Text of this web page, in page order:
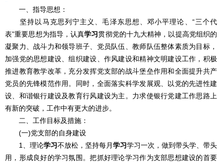
一、指导思想：
坚持以马克思列宁主义、毛泽东思想、邓小平理论、“三个代
表”重要思想为指导，认真学习贯彻党的十九大精神，以提高党组织的
凝聚力、战斗力和领导班子、党员队伍、教师队伍整体素质为目标，
加强党的思想建设、组织建设、作风建设和精神文明建设工作，积极
推进教育教学改革，充分发挥党支部的战斗堡垒作用和全面提升共产
党员的先锋模范作用。同时，全面落实科学发展观、以党的先进性建
设、和谐银行建设及教育行风建设为主。力求使银行党建工作思路上
有新的突破，工作中有更大的进步。
二、工作目标及措施：
(一)党支部的自身建设
1、理论学习不放松，坚持每月学习学习一次，做到带头学、带头
用，形成良好的学习氛围。把抓好理论学习作为支部思想建设的首要